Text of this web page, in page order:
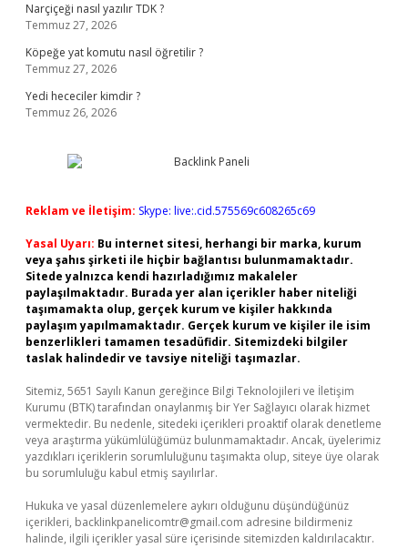
Narçiçeği nasıl yazılır TDK ?
Temmuz 27, 2026
Köpeğe yat komutu nasıl öğretilir ?
Temmuz 27, 2026
Yedi hececiler kimdir ?
Temmuz 26, 2026
Reklam ve İletişim: Skype: live:.cid.575569c608265c69
Yasal Uyarı: Bu internet sitesi, herhangi bir marka, kurum
veya şahıs şirketi ile hiçbir bağlantısı bulunmamaktadır.
Sitede yalnızca kendi hazırladığımız makaleler
paylaşılmaktadır. Burada yer alan içerikler haber niteliği
taşımamakta olup, gerçek kurum ve kişiler hakkında
paylaşım yapılmamaktadır. Gerçek kurum ve kişiler ile isim
benzerlikleri tamamen tesadüfidir. Sitemizdeki bilgiler
taslak halindedir ve tavsiye niteliği taşımazlar.
Sitemiz, 5651 Sayılı Kanun gereğince Bilgi Teknolojileri ve İletişim
Kurumu (BTK) tarafından onaylanmış bir Yer Sağlayıcı olarak hizmet
vermektedir. Bu nedenle, sitedeki içerikleri proaktif olarak denetleme
veya araştırma yükümlülüğümüz bulunmamaktadır. Ancak, üyelerimiz
yazdıkları içeriklerin sorumluluğunu taşımakta olup, siteye üye olarak
bu sorumluluğu kabul etmiş sayılırlar.
Hukuka ve yasal düzenlemelere aykırı olduğunu düşündüğünüz
içerikleri, backlinkpanelicomtr@gmail.com adresine bildirmeniz
halinde, ilgili içerikler yasal süre içerisinde sitemizden kaldırılacaktır.